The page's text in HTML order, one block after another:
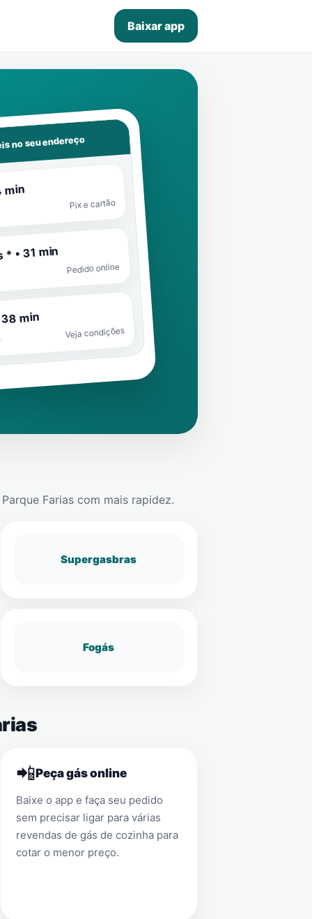
Baixar app
no seu endereço
min
Pix e cartão
• 31 min
Pedido online
min
Veja condições
Parque Farias com mais rapidez.
Supergasbras
Fogás
📲Peça gás online
Baixe o app e faça seu pedido
sem precisar ligar para várias
revendas de gás de cozinha para
cotar o menor preço.